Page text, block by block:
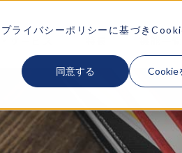
プライバシーポリシー に基づき
同意する Cookie